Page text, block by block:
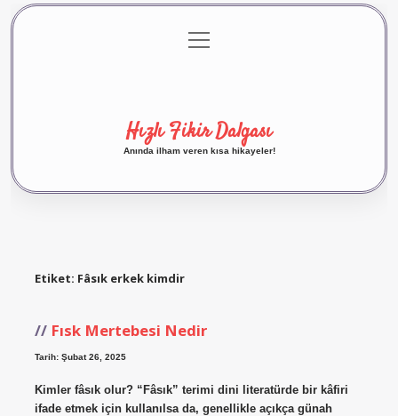
Gizlilik Politikası
menüyü
aç
Hızlı Fikir Dalgası
Anında ilham veren kısa hikayeler!
Etiket: Fâsık erkek kimdir
Fısk Mertebesi Nedir
Tarih: Şubat 26, 2025
Kimler fâsık olur? “Fâsık” terimi dini literatürde bir kâfiri
ifade etmek için kullanılsa da, genellikle açıkça günah